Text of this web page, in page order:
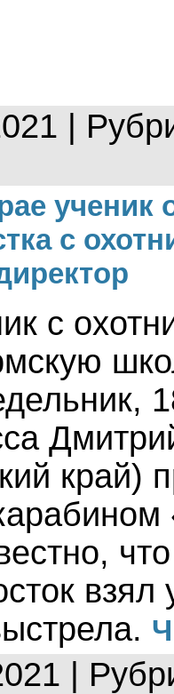
|
ученик
с
с
край)
взял
|